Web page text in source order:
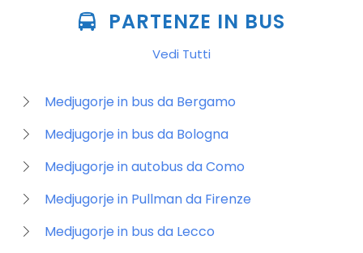
PARTENZE IN BUS
Vedi Tutti
Medjugorje in bus da Bergamo
Medjugorje in bus da Bologna
Medjugorje in autobus da Como
Medjugorje in Pullman da Firenze
Medjugorje in bus da Lecco